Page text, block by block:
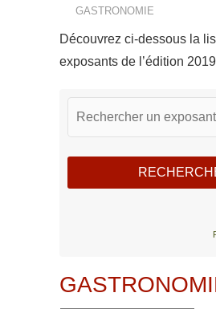
GASTRONOMIE
Découvrez ci-dessous la
exposants de l’édition